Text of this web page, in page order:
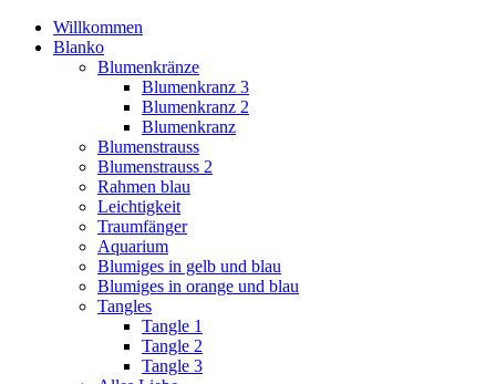
Willkommen
Blanko
Blumenkränze
Blumenkranz 3
Blumenkranz 2
Blumenkranz
Blumenstrauss
Blumenstrauss 2
Rahmen blau
Leichtigkeit
Traumfänger
Aquarium
Blumiges in gelb und blau
Blumiges in orange und blau
Tangles
Tangle 1
Tangle 2
Tangle 3